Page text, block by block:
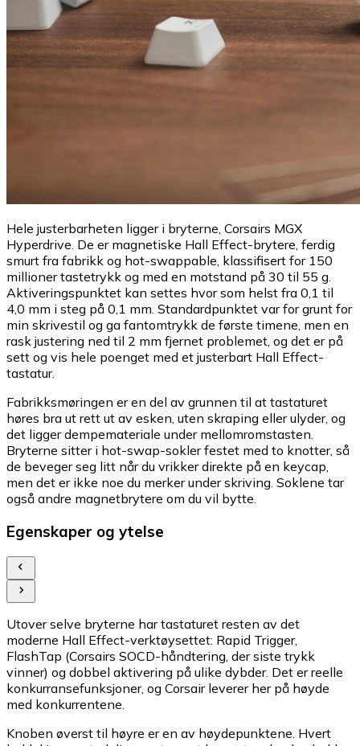
Hele justerbarheten ligger i bryterne, Corsairs MGX
Hyperdrive. De er magnetiske Hall Effect-brytere, ferdig
smurt fra fabrikk og hot-swappable, klassifisert for 150
millioner tastetrykk og med en motstand på 30 til 55 g.
Aktiveringspunktet kan settes hvor som helst fra 0,1 til
4,0 mm i steg på 0,1 mm. Standardpunktet var for grunt for
min skrivestil og ga fantomtrykk de første timene, men en
rask justering ned til 2 mm fjernet problemet, og det er på
sett og vis hele poenget med et justerbart Hall Effect-
tastatur.
Fabrikksmøringen er en del av grunnen til at tastaturet
høres bra ut rett ut av esken, uten skraping eller ulyder, og
det ligger dempemateriale under mellomromstasten.
Bryterne sitter i hot-swap-sokler festet med to knotter, så
de beveger seg litt når du vrikker direkte på en keycap,
men det er ikke noe du merker under skriving. Soklene tar
også andre magnetbrytere om du vil bytte.
Egenskaper og ytelse
Utover selve bryterne har tastaturet resten av det
moderne Hall Effect-verktøysettet: Rapid Trigger,
FlashTap (Corsairs SOCD-håndtering, der siste trykk
vinner) og dobbel aktivering på ulike dybder. Det er reelle
konkurransefunksjoner, og Corsair leverer her på høyde
med konkurrentene.
Knoben øverst til høyre er en av høydepunktene. Hvert